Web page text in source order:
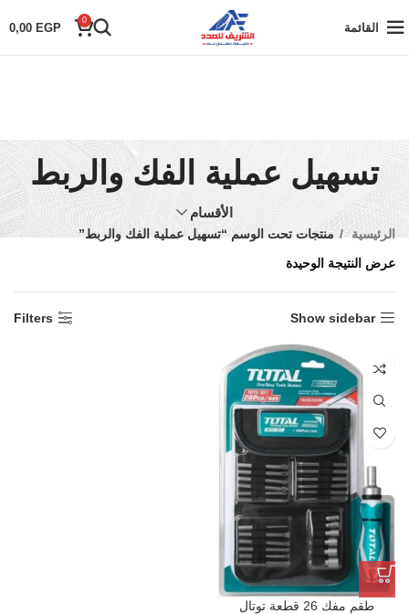
القائمة
0
0,00 EGP
تسهيل عملية الفك والربط
الأقسام
الرئيسية
منتجات تحت الوسم “تسهيل عملية الفك والربط”
عرض النتيجة الوحيدة
Show sidebar
Filters
طقم مفك 26 قطعة توتال